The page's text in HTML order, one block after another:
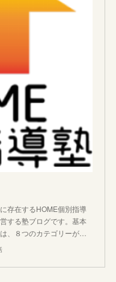
存在するHOME個別指導
する塾ブログです。基本
、８つのカテゴリーが…